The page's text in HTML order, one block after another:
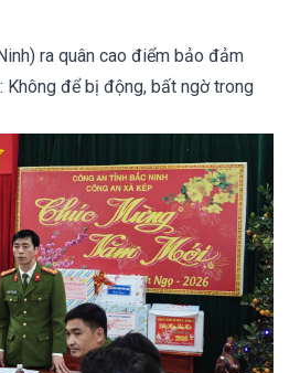
ra quân cao điểm bảo đảm
Không để bị động, bất ngờ trong